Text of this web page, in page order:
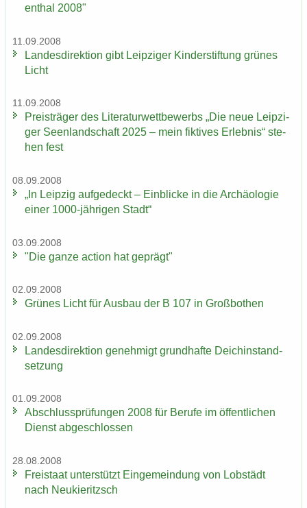
en­thal 2008"
11.09.2008
Lan­des­di­rek­ti­on gibt Leip­zi­ger Kin­der­stif­tung grü­nes
Licht
11.09.2008
Preis­trä­ger des Li­te­ra­tur­wett­be­werbs „Die neue Leip­zi­
ger Se­en­land­schaft 2025 – mein fik­ti­ves Er­leb­nis“ ste­
hen fest
08.09.2008
„In Leip­zig auf­ge­deckt – Ein­bli­cke in die Ar­chäo­lo­gie
einer 1000-​jährigen Stadt“
03.09.2008
"Die ganze ac­tion hat ge­prägt"
02.09.2008
Grü­nes Licht für Aus­bau der B 107 in Groß­bo­then
02.09.2008
Lan­des­di­rek­ti­on ge­neh­migt grund­haf­te Deich­in­stand­
set­zung
01.09.2008
Ab­schluss­prü­fun­gen 2008 für Be­ru­fe im öf­fent­li­chen
Dienst ab­ge­schlos­sen
28.08.2008
Frei­staat un­ter­stützt Ein­ge­mein­dung von Lob­städt
nach Neu­kie­ritzsch